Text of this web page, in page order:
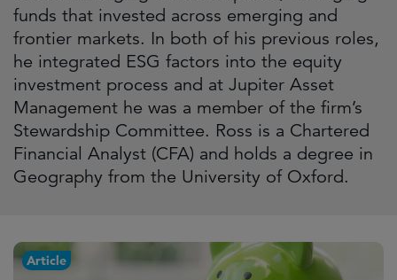
funds that invested across emerging and
frontier markets. In both of his previous roles,
he integrated ESG factors into the equity
investment process and at Jupiter Asset
Management he was a member of the firm’s
Stewardship Committee. Ross is a Chartered
Financial Analyst (CFA) and holds a degree in
Geography from the University of Oxford.
Article